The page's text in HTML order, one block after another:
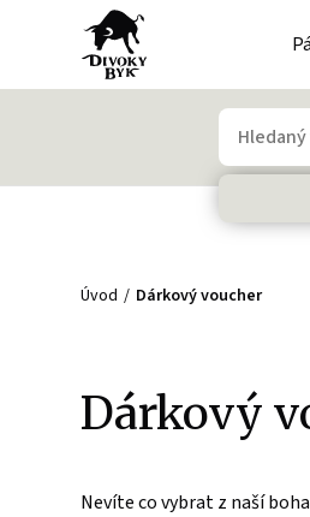
Úvod Dárkový voucher
Dárkový
Nevíte co vybrat z naší